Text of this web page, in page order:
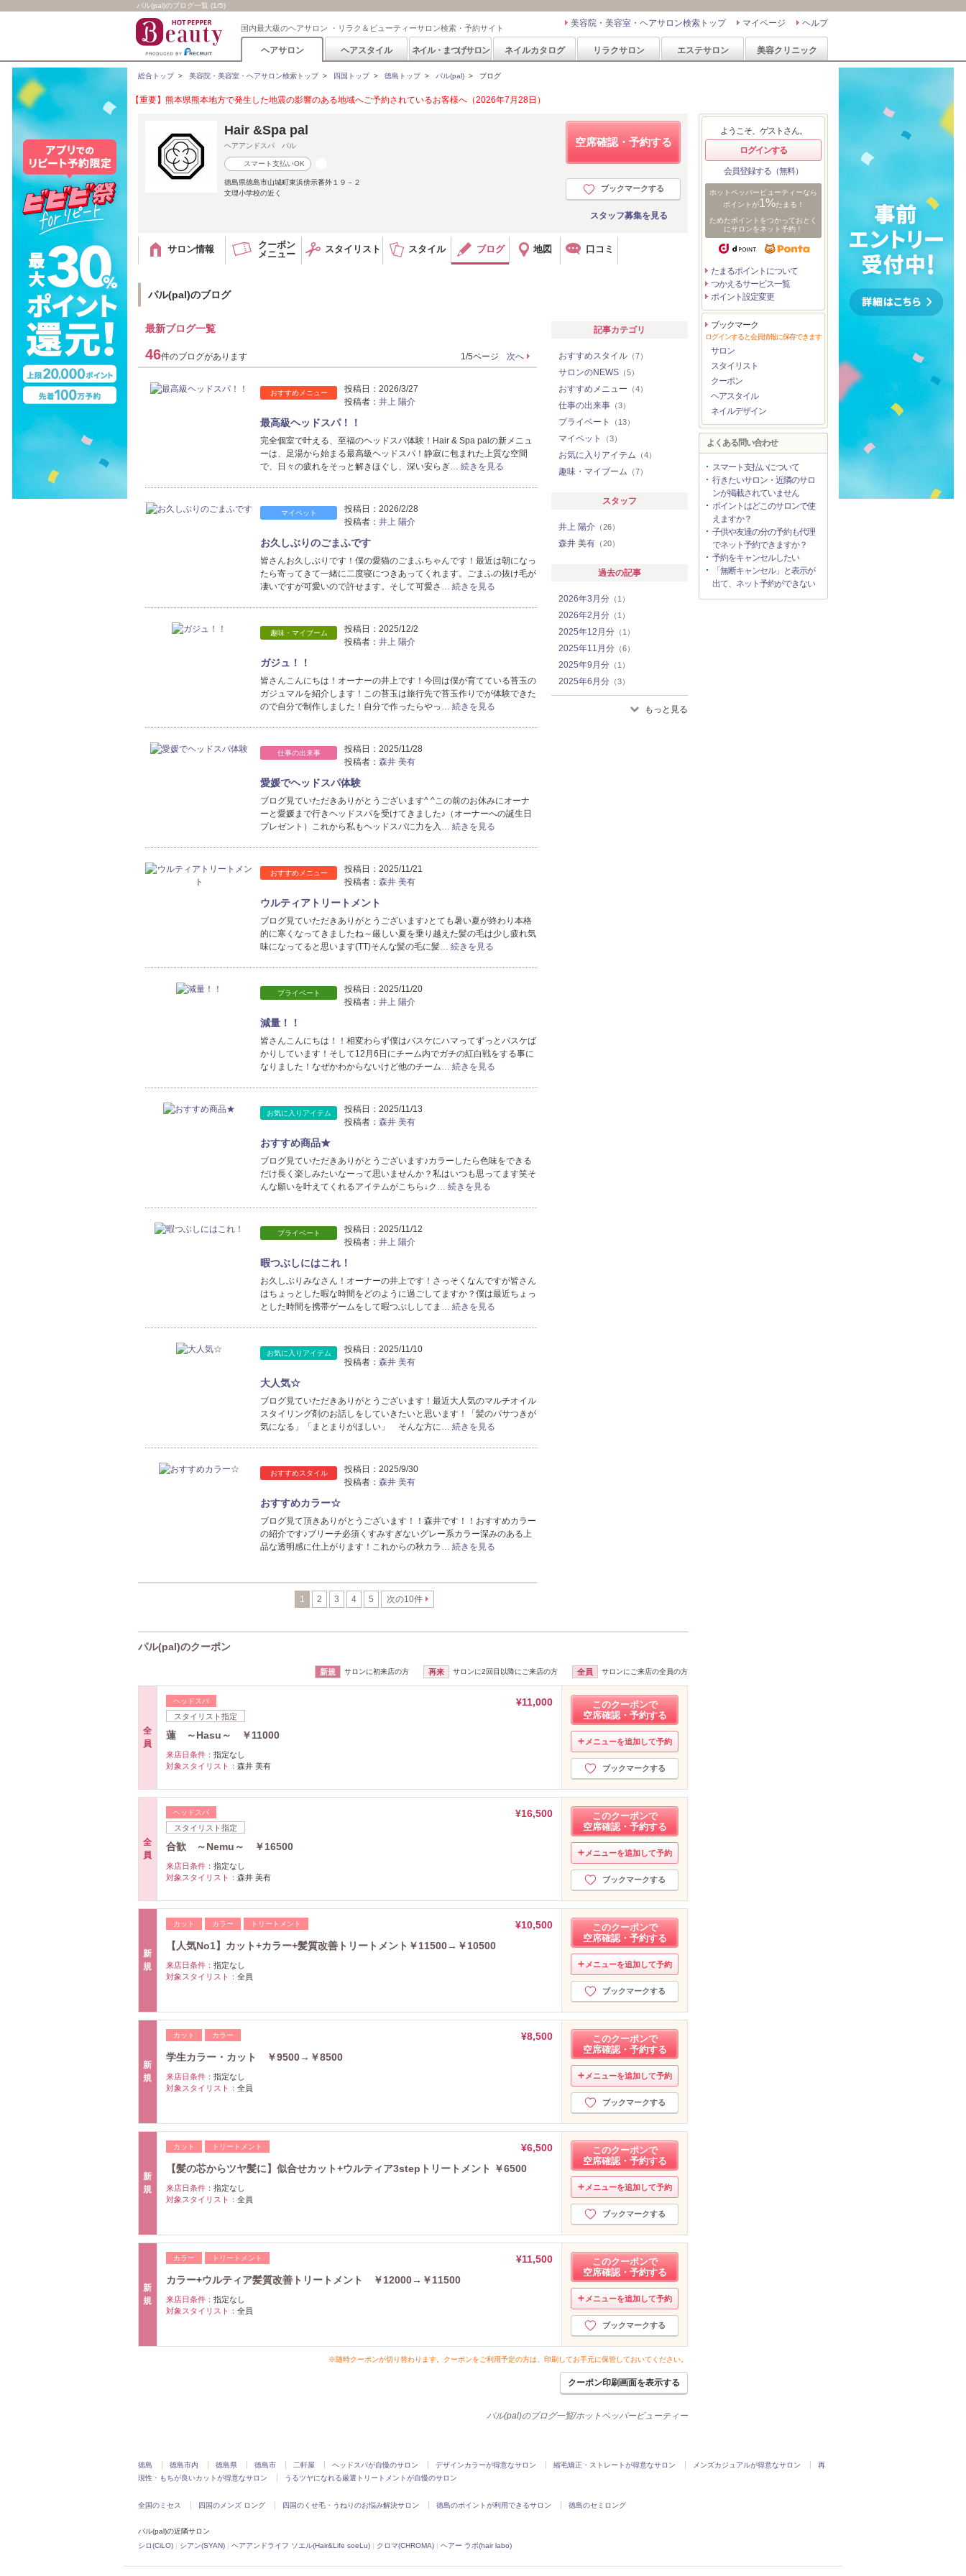
パル(pal)のブログ一覧 (1/5)
国内最大級のヘアサロン ・リラク＆ビューティーサロン検索・予約サイト ヘルプ
マイページ
美容院・美容室・ヘアサロン検索トップ
ヘアサロン ヘアスタイル ネイル・まつげサロン ネイルカタログ リラクサロン エステサロン 美容クリニック
総合トップ> 美容院・美容室・ヘアサロン検索トップ> 四国トップ> 徳島トップ> パル(pal) > ブログ
【重要】熊本県熊本地方で発生した地震の影響のある地域へご予約されているお客様へ（2026年7月28日）
空席確認・予約する
ブックマークする
スタッフ募集を見る
Hair &Spa pal
ヘアアンドスパ パル
スマート支払いOK
徳島県徳島市山城町東浜傍示番外１９－２
文理小学校の近く
サロン情報
クーポン
メニュー
スタイリスト スタイル ブログ 地図 口コミ
パル(pal)のブログ
最新ブログ一覧
46件のブログがあります 1/5ページ 次へ
おすすめメニュー 投稿日： 2026/3/27
投稿者： 井上 陽介
最高級ヘッドスパ！！
完全個室で叶える、至福のヘッドスパ体験！Hair & Spa palの新メニュ
ーは、足湯から始まる最高級ヘッドスパ！静寂に包まれた上質な空間
で、日々の疲れをそっと解きほぐし、深い安らぎ… 続きを見る
マイペット 投稿日： 2026/2/28
投稿者： 井上 陽介
お久しぶりのごまふです
皆さんお久しぶりです！僕の愛猫のごまふちゃんです！最近は朝になっ
たら寄ってきて一緒に二度寝につきあってくれます。ごまふの抜け毛が
凄いですが可愛いので許せます。そして可愛さ… 続きを見る
趣味・マイブーム 投稿日： 2025/12/2
投稿者： 井上 陽介
ガジュ！！
皆さんこんにちは！オーナーの井上です！今回は僕が育てている苔玉の
ガジュマルを紹介します！この苔玉は旅行先で苔玉作りでが体験できた
ので自分で制作しました！自分で作ったらやっ… 続きを見る
仕事の出来事 投稿日： 2025/11/28
投稿者： 森井 美有
愛媛でヘッドスパ体験
ブログ見ていただきありがとうございます^ ^この前のお休みにオーナ
ーと愛媛まで行きヘッドスパを受けてきました♪（オーナーへの誕生日
プレゼント）これから私もヘッドスパに力を入… 続きを見る
おすすめメニュー 投稿日： 2025/11/21
投稿者： 森井 美有
ウルティアトリートメント
ブログ見ていただきありがとうございます♪とても暑い夏が終わり本格
的に寒くなってきましたね～厳しい夏を乗り越えた髪の毛は少し疲れ気
味になってると思います(TT)そんな髪の毛に髪… 続きを見る
プライベート 投稿日： 2025/11/20
投稿者： 井上 陽介
減量！！
皆さんこんにちは！！相変わらず僕はバスケにハマってずっとバスケば
かりしています！そして12月6日にチーム内でガチの紅白戦をする事に
なりました！なぜかわからないけど他のチーム… 続きを見る
お気に入りアイテム 投稿日： 2025/11/13
投稿者： 森井 美有
おすすめ商品★
ブログ見ていただきありがとうございます♪カラーしたら色味をできる
だけ長く楽しみたいなーって思いませんか？私はいつも思ってます笑そ
んな願いを叶えてくれるアイテムがこちら↓ク… 続きを見る
プライベート 投稿日： 2025/11/12
投稿者： 井上 陽介
暇つぶしにはこれ！
お久しぶりみなさん！オーナーの井上です！さっそくなんですが皆さん
はちょっとした暇な時間をどのように過ごしてますか？僕は最近ちょっ
とした時間を携帯ゲームをして暇つぶししてま… 続きを見る
お気に入りアイテム 投稿日： 2025/11/10
投稿者： 森井 美有
大人気☆
ブログ見ていただきありがとうございます！最近大人気のマルチオイル
スタイリング剤のお話しをしていきたいと思います！「髪のパサつきが
気になる」「まとまりがほしい」 そんな方に… 続きを見る
おすすめスタイル 投稿日： 2025/9/30
投稿者： 森井 美有
おすすめカラー☆
ブログ見て頂きありがとうございます！！森井です！！おすすめカラー
の紹介です♪ブリーチ必須くすみすぎないグレー系カラー深みのある上
品な透明感に仕上がります！これからの秋カラ… 続きを見る
1 2 3 4 5 次の10件
記事カテゴリ
おすすめスタイル （7）
サロンのNEWS （5）
おすすめメニュー （4）
仕事の出来事 （3）
プライベート （13）
マイペット （3）
お気に入りアイテム （4）
趣味・マイブーム （7）
スタッフ
井上 陽介 （26）
森井 美有 （20）
過去の記事
2026年3月分 （1）
2026年2月分 （1）
2025年12月分 （1）
2025年11月分 （6）
2025年9月分 （1）
2025年6月分 （3）
2025年4月分（1）
（1） もっと見る
パル(pal)のクーポン
新規 サロンに初来店の方 再来 サロンに2回目以降にご来店の方 全員 サロンにご来店の全員の方
全
員
ヘッドスパ
スタイリスト指定
¥11,000
蓮 ～Hasu～ ￥11000
来店日条件： 指定なし
対象スタイリスト： 森井 美有
このクーポンで
空席確認・予約する
メニューを追加して予約
ブックマークする
全
員
ヘッドスパ
スタイリスト指定
¥16,500
合歓 ～Nemu～ ￥16500
来店日条件： 指定なし
対象スタイリスト： 森井 美有
このクーポンで
空席確認・予約する
メニューを追加して予約
ブックマークする
新
規
カット カラー トリートメント
¥10,500
【人気No1】カット+カラー+髪質改善トリートメント￥11500→￥10500
来店日条件： 指定なし
対象スタイリスト： 全員
このクーポンで
空席確認・予約する
メニューを追加して予約
ブックマークする
新
規
カット カラー
¥8,500
学生カラー・カット ￥9500→￥8500
来店日条件： 指定なし
対象スタイリスト： 全員
このクーポンで
空席確認・予約する
メニューを追加して予約
ブックマークする
新
規
カット トリートメント
¥6,500
【髪の芯からツヤ髪に】似合せカット+ウルティア3stepトリートメント ￥6500
来店日条件： 指定なし
対象スタイリスト： 全員
このクーポンで
空席確認・予約する
メニューを追加して予約
ブックマークする
新
規
カラー トリートメント
¥11,500
カラー+ウルティア髪質改善トリートメント ￥12000→￥11500
来店日条件： 指定なし
対象スタイリスト： 全員
このクーポンで
空席確認・予約する
メニューを追加して予約
ブックマークする
※随時クーポンが切り替わります。クーポンをご利用予定の方は、印刷してお手元に保管しておいてください。
クーポン印刷画面を表示する
パル(pal)のブログ一覧/ホットペッパービューティー
ようこそ、ゲストさん。
ログインする
会員登録する（無料）
ホットペッパービューティーなら
ポイントが1%たまる！
ためたポイントをつかっておとく
にサロンをネット予約！
たまるポイントについて
つかえるサービス一覧
ポイント設定変更
ブックマーク
ログインすると会員情報に保存できます
サロン
スタイリスト
クーポン
ヘアスタイル
ネイルデザイン
よくある問い合わせ
スマート支払いについて
行きたいサロン・近隣のサロ
ンが掲載されていません
ポイントはどこのサロンで使
えますか？
子供や友達の分の予約も代理
でネット予約できますか？
予約をキャンセルしたい
「無断キャンセル」と表示が
出て、ネット予約ができない
徳島 徳島市内 徳島県 徳島市 二軒屋 ヘッドスパが自慢のサロン デザインカラーが得意なサロン 縮毛矯正・ストレートが得意なサロン メンズカジュアルが得意なサロン
再
現性・もちが良いカットが得意なサロン
うるツヤになれる厳選トリートメントが自慢のサロン
全国のミセス 四国のメンズ ロング 四国のくせ毛・うねりのお悩み解決サロン 徳島のポイントが利用できるサロン 徳島のセミロング
パル(pal)の近隣サロン
シロ(CiLO) | シアン(SYAN) | ヘアアンドライフ ソエル(Hair&Life soeLu) | クロマ(CHROMA) | ヘアー ラボ(hair labo)